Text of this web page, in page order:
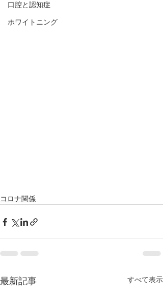
口腔と認知症
ホワイトニング
コロナ関係
最新記事 すべて表示